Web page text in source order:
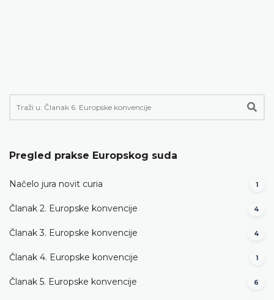
Pregled prakse Europskog suda
Načelo jura novit curia 1
Članak 2. Europske konvencije 4
Članak 3. Europske konvencije 4
Članak 4. Europske konvencije 1
Članak 5. Europske konvencije 6